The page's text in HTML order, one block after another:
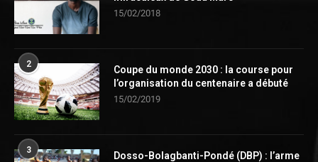
15/02/2018
2
Coupe du monde 2030 : la course pour
l’organisation du centenaire a débuté
15/02/2019
3
Dosso-Bolagbanti-Pondé (DBP) : l’arme